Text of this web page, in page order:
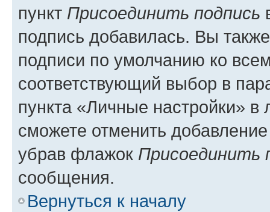
пункт Присоединить подпись
подпись добавилась. Вы
подписи по умолчанию ко
соответствующий выбор в
пункта «Личные настройки»
сможете отменить
убрав флажок Присоединить
сообщения.
Вернуться к началу